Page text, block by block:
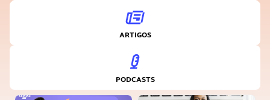
ARTIGOS
PODCASTS